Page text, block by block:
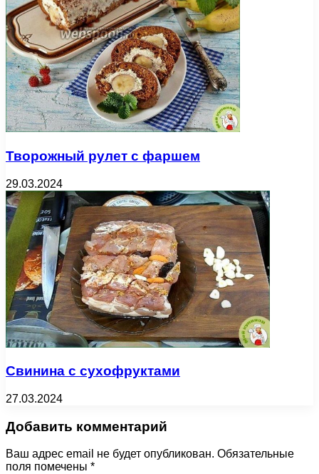
Творожный рулет с фаршем
29.03.2024
Свинина с сухофруктами
27.03.2024
Добавить комментарий
Ваш адрес email не будет опубликован. Обязательные
поля помечены *